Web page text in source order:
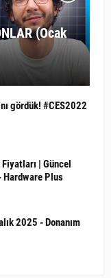
(Ocak
gördük! #CES2022
| Güncel
Hardware Plus
2025 - Donanım